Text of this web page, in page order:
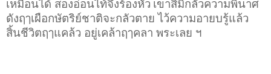
เหมือนได้ สองอ่อนไท้จึ่งร้องหัว เขาสิมิกลัวความพินาศ
ดังฤๅเผือกษัตริย์ชาติจะกลัวตาย ไว้ความอายบรู้แล้ว
สิ้นชีวิตฤๅแคล้ว อยู่เคล้าฤๅคลา พระเลย ฯ